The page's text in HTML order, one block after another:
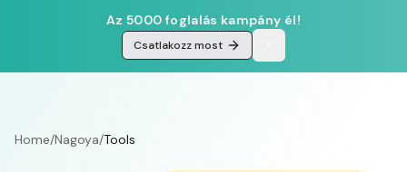
Az 5000 foglalás kampány él!
Csatlakozz most
Home/Nagoya/Tools